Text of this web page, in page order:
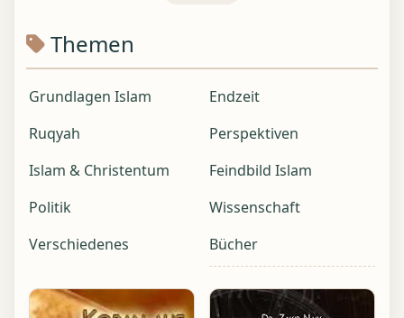
Themen
Grundlagen Islam
Endzeit
Ruqyah
Perspektiven
Islam & Christentum
Feindbild Islam
Politik
Wissenschaft
Verschiedenes
Bücher